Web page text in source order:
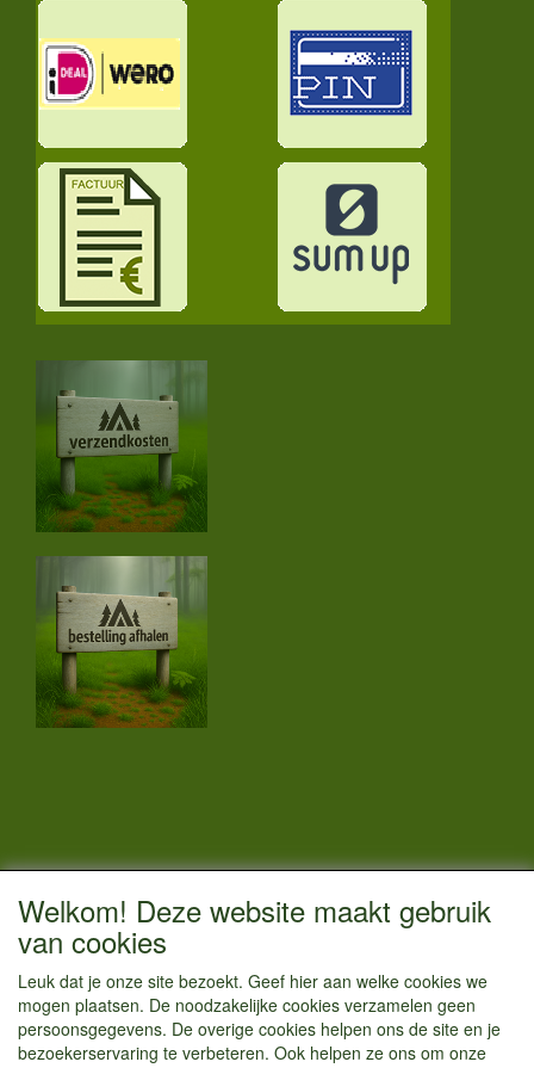
CONTACTGEGEVENS
Vestigingsadres:
Hoofdweg 36
1433 JW Kudelstaart
info@kamperenenzo.nl
Welkom! Deze website maakt gebruik
van cookies
Leuk dat je onze site bezoekt. Geef hier aan welke cookies we
mogen plaatsen. De noodzakelijke cookies verzamelen geen
persoonsgegevens. De overige cookies helpen ons de site en je
bezoekerservaring te verbeteren. Ook helpen ze ons om onze